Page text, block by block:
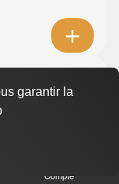
poivrons
Compte
garantir la